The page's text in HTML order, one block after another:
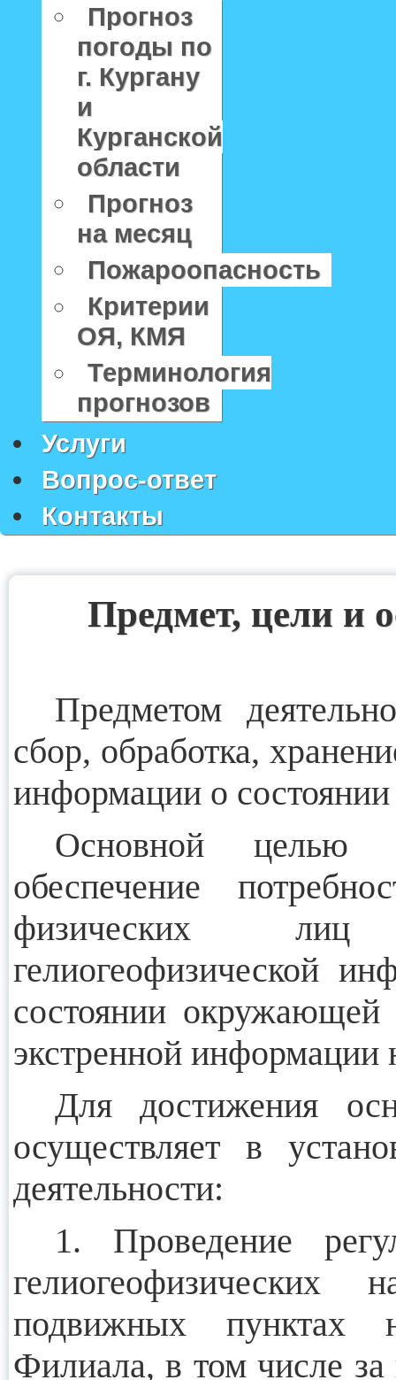
Прогноз
погоды по
г. Кургану
и
Курганской
области
Прогноз
на месяц
Пожароопасность
Критерии
ОЯ, КМЯ
Терминология
прогнозов
Услуги
Вопрос-ответ
Контакты
Предмет, цели и
Предметом
сбор, обработка,
информации о
Основной целью
обеспечение
физических лиц
гелиогеофизической
состоянии окружающей
экстренной информации
Для достижения
осуществляет в
деятельности:
1. Проведение
подвижных пунктах
Филиала, в том числе